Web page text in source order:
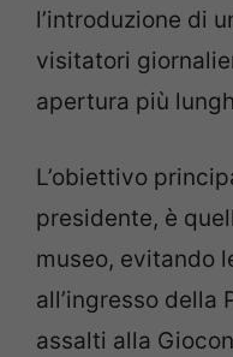
l’introduzione di
visitatori
apertura più
L’obiettivo
presidente, è
museo, evitando
all’ingresso della
assalti alla